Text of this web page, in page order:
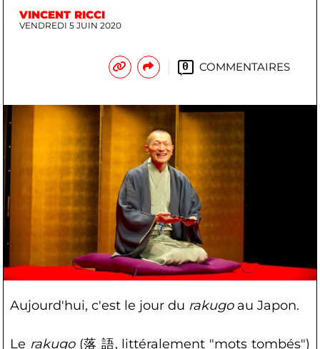
VINCENT RICCI
VENDREDI 5 JUIN 2020
0 COMMENTAIRES
Aujourd'hui, c'est le jour du rakugoau Japon.
Le rakugo(落 語, littéralement "mots tombés")